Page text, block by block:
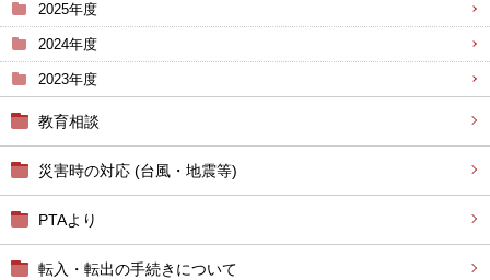
2025年度
2024年度
2023年度
教育相談
災害時の対応 (台風・地震等)
PTAより
転入・転出の手続きについて